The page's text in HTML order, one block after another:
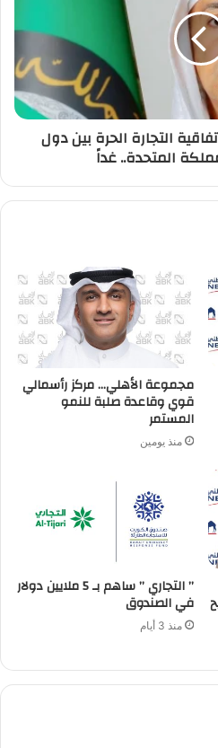
التجارة الحرة بين دول
المتحدة.. غداً
مجموعة الأهلي… مركز رأسمالي
قوي وقاعدة صلبة للنمو
المستمر
منذ يومين
” التجاري ” ساهم بـ 5 ملايين دولار
في الصندوق
منذ 3 أيام